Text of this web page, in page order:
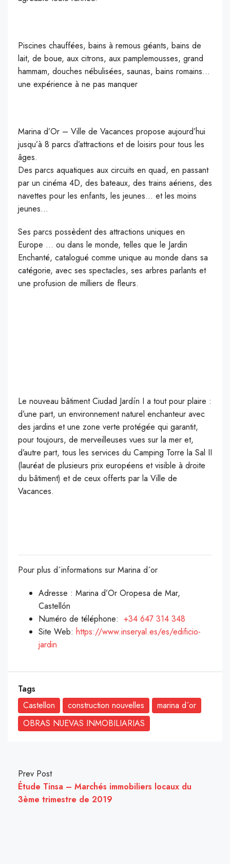
Piscines chauffées, bains à remous géants, bains de
lait, de boue, aux citrons, aux pamplemousses, grand
hammam, douches nébulisées, saunas, bains romains…
une expérience à ne pas manquer
Marina d’Or – Ville de Vacances propose aujourd’hui
jusqu’à 8 parcs d’attractions et de loisirs pour tous les
âges.
Des parcs aquatiques aux circuits en quad, en passant
par un cinéma 4D, des bateaux, des trains aériens, des
navettes pour les enfants, les jeunes… et les moins
jeunes…
Ses parcs possèdent des attractions uniques en
Europe … ou dans le monde, telles que le Jardin
Enchanté, catalogué comme unique au monde dans sa
catégorie, avec ses spectacles, ses arbres parlants et
une profusion de milliers de fleurs.
Le nouveau bâtiment Ciudad Jardín I a tout pour plaire :
d’une part, un environnement naturel enchanteur avec
des jardins et une zone verte protégée qui garantit,
pour toujours, de merveilleuses vues sur la mer et,
d’autre part, tous les services du Camping Torre la Sal II
(lauréat de plusieurs prix européens et visible à droite
du bâtiment) et de ceux offerts par la Ville de
Vacances.
Pour plus d´informations sur Marina d´or
Adresse : Marina d’Or Oropesa de Mar,
Castellón
Numéro de téléphone: +34 647 314 348
Site Web: https://www.inseryal.es/es/edificio-
jardin
Tags
Castellon
construction nouvelles
marina d´or
OBRAS NUEVAS INMOBILIARIAS
Prev Post
Étude Tinsa – Marchés immobiliers locaux du
3ème trimestre de 2019